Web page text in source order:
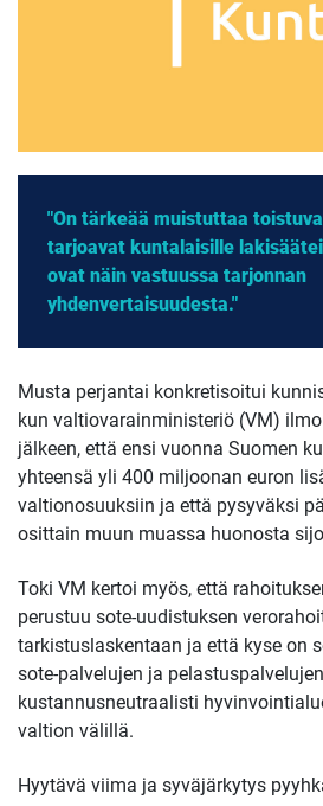
"On tärkeää muistuttaa
tarjoavat kuntalaisille
ovat näin vastuussa tarjonnan
yhdenvertaisuudesta."
Musta perjantai konkretisoitui
kun valtiovarainministeriö (VM)
jälkeen, että ensi vuonna Suomen
yhteensä yli 400 miljoonan euron
valtionosuuksiin ja että pysyväksi
osittain muun muassa huonosta
Toki VM kertoi myös, että
perustuu sote-uudistuksen
tarkistuslaskentaan ja että kyse on
sote-palvelujen ja
kustannusneutraalisti
valtion välillä.
Hyytävä viima ja syväjärkytys